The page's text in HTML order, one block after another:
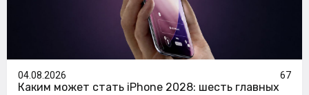
04.08.2026 67
Каким может стать iPhone 2028: шесть главных